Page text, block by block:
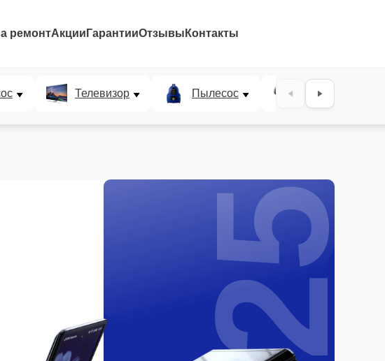
ремонтАкции ГарантииОтзывы Контакты
Телевизор Пылесос Проектор
25%